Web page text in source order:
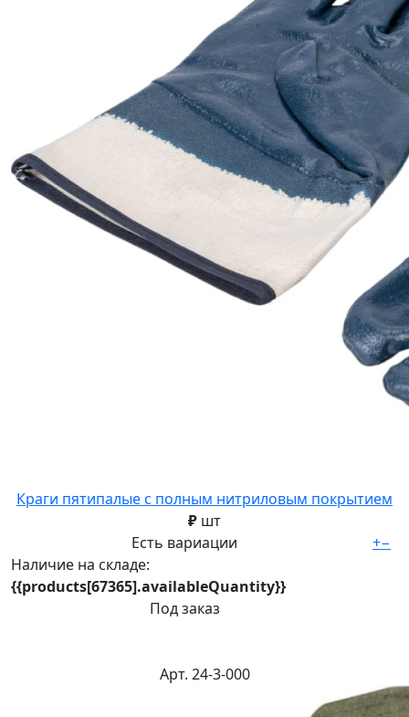
Краги пятипалые с полным нитриловым покрытием
₽ шт
Есть вариации
Наличие на складе:
{{products[67365].availableQuantity}}
Под заказ
+−
Арт. 24-3-000